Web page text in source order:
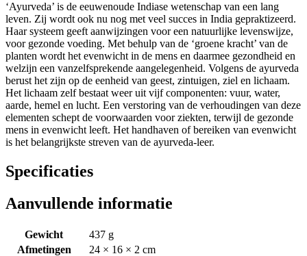
‘Ayurveda’ is de eeuwenoude Indiase wetenschap van een lang
leven. Zij wordt ook nu nog met veel succes in India gepraktizeerd.
Haar systeem geeft aanwijzingen voor een natuurlijke levenswijze,
voor gezonde voeding. Met behulp van de ‘groene kracht’ van de
planten wordt het evenwicht in de mens en daarmee gezondheid en
welzijn een vanzelfsprekende aangelegenheid. Volgens de ayurveda
berust het zijn op de eenheid van geest, zintuigen, ziel en lichaam.
Het lichaam zelf bestaat weer uit vijf componenten: vuur, water,
aarde, hemel en lucht. Een verstoring van de verhoudingen van deze
elementen schept de voorwaarden voor ziekten, terwijl de gezonde
mens in evenwicht leeft. Het handhaven of bereiken van evenwicht
is het belangrijkste streven van de ayurveda-leer.
Specificaties
Aanvullende informatie
Gewicht
437 g
Afmetingen
24 × 16 × 2 cm